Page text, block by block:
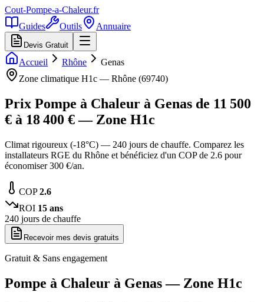
Cout-Pompe-a-Chaleur.fr
Guides
Outils Annuaire
Devis Gratuit
Accueil Rhône
Genas
Zone climatique H1c — Rhône (69740)
Prix Pompe à Chaleur à Genas de 11 500
€ à 18 400 € — Zone H1c
Climat rigoureux (-18°C) — 240 jours de chauffe. Comparez les
installateurs RGE du Rhône et bénéficiez d'un COP de 2.6 pour
économiser 300 €/an.
COP2.6
ROI 15 ans
240 jours de chauffe
Recevoir mes devis gratuits
Gratuit & Sans engagement
Pompe à Chaleur à Genas— Zone H1c